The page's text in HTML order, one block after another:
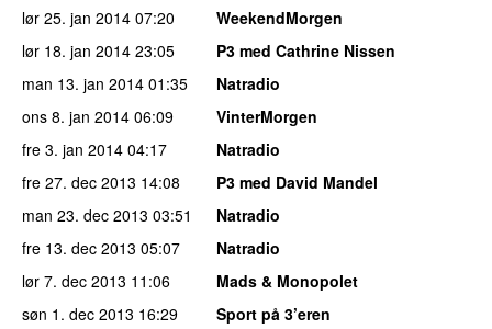
lør 25. jan 2014 07:20
WeekendMorgen
lør 18. jan 2014 23:05
P3 med Cathrine Nissen
man 13. jan 2014 01:35
Natradio
ons 8. jan 2014 06:09
VinterMorgen
fre 3. jan 2014 04:17
Natradio
fre 27. dec 2013 14:08
P3 med David Mandel
man 23. dec 2013 03:51
Natradio
fre 13. dec 2013 05:07
Natradio
lør 7. dec 2013 11:06
Mads & Monopolet
søn 1. dec 2013 16:29
Sport på 3’eren